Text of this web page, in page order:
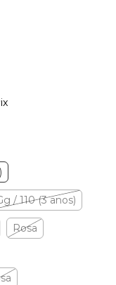
/ 110 (3 anos)
Rosa